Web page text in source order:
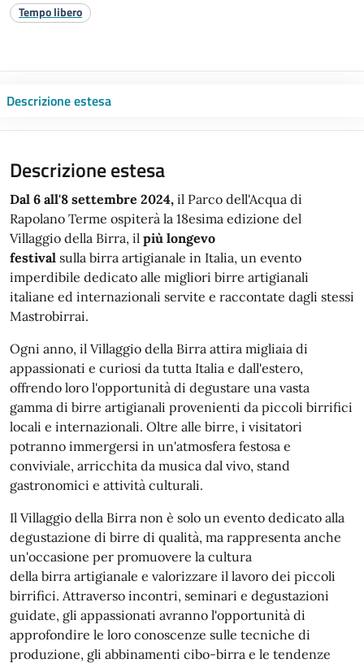
Tempo libero
Descrizione estesa
Descrizione estesa
Dal 6 all'8 settembre 2024, il Parco dell'Acqua di
Rapolano Terme ospiterà la 18esima edizione del
Villaggio della Birra, il più longevo
festival sulla birra artigianale in Italia, un evento
imperdibile dedicato alle migliori birre artigianali
italiane ed internazionali servite e raccontate dagli stessi
Mastrobirrai.
Ogni anno, il Villaggio della Birra attira migliaia di
appassionati e curiosi da tutta Italia e dall'estero,
offrendo loro l'opportunità di degustare una vasta
gamma di birre artigianali provenienti da piccoli birrifici
locali e internazionali. Oltre alle birre, i visitatori
potranno immergersi in un'atmosfera festosa e
conviviale, arricchita da musica dal vivo, stand
gastronomici e attività culturali.
Il Villaggio della Birra non è solo un evento dedicato alla
degustazione di birre di qualità, ma rappresenta anche
un'occasione per promuovere la cultura
della birra artigianale e valorizzare il lavoro dei piccoli
birrifici. Attraverso incontri, seminari e degustazioni
guidate, gli appassionati avranno l'opportunità di
approfondire le loro conoscenze sulle tecniche di
produzione, gli abbinamenti cibo-birra e le tendenze